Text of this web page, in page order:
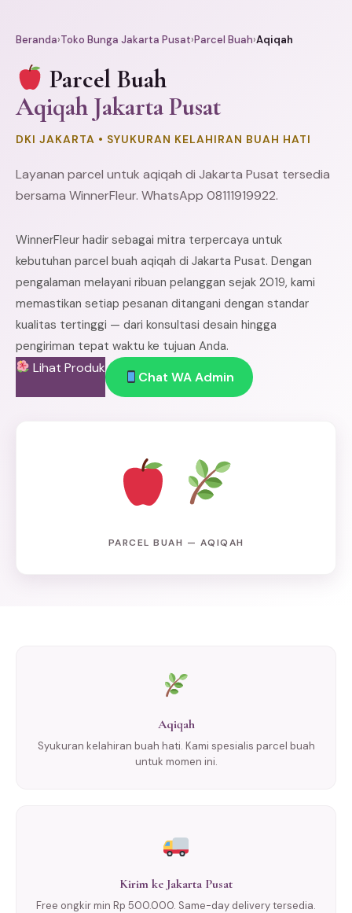
Beranda›Toko Bunga Jakarta Pusat›Parcel Buah›Aqiqah
Parcel Buah
Aqiqah Jakarta Pusat
DKI JAKARTA • SYUKURAN KELAHIRAN BUAH HATI
Layanan parcel untuk aqiqah di Jakarta Pusat tersedia
bersama WinnerFleur. WhatsApp 08111919922.
WinnerFleur hadir sebagai mitra terpercaya untuk
kebutuhan parcel buah aqiqah di Jakarta Pusat. Dengan
pengalaman melayani ribuan pelanggan sejak 2019, kami
memastikan setiap pesanan ditangani dengan standar
kualitas tertinggi — dari konsultasi desain hingga
pengiriman tepat waktu ke tujuan Anda.
Lihat Produk
Chat WA Admin
PARCEL BUAH — AQIQAH
Aqiqah
Syukuran kelahiran buah hati. Kami spesialis parcel buah
untuk momen ini.
Kirim ke Jakarta Pusat
Free ongkir min Rp 500.000. Same-day delivery tersedia.